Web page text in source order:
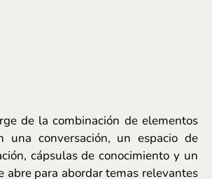
de la combinación de elementos
una conversación, un espacio de
cápsulas de conocimiento y un
abre para abordar temas relevantes